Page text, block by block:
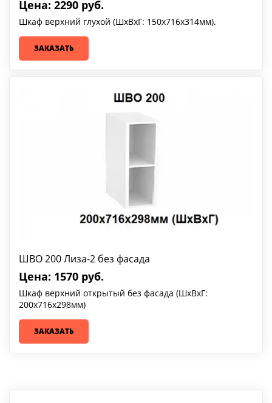
Цена: 2290 руб.
Шкаф верхний глухой (ШхВхГ: 150х716х314мм).
ЗАКАЗАТЬ
ШВО 200 Лиза-2 без фасада
Цена: 1570 руб.
Шкаф верхний открытый без фасада (ШхВхГ:
200х716х298мм)
ЗАКАЗАТЬ